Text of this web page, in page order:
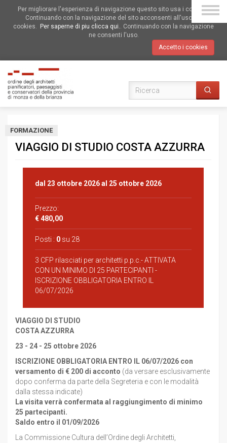
Per migliorare l'esperienza di navigazione questo sito usa i cookies.
Continuando con la navigazione del sito acconsenti all'uso dei
cookies.
Per saperne di piu clicca qui.. Continuando con la navigazione
ne consenti l'uso.
Accetto i cookies
FORMAZIONE
VIAGGIO DI STUDIO COSTA AZZURRA
dal 23 ottobre 2026al 25 ottobre 2026
Prezzo:
€ 480,00
Posti : 0 su 28
3 CFP rilasciati per architetti p.p.c.- ATTIVATA
CON UN MINIMO DI 25 PARTECIPANTI -
ISCRIZIONE OBBLIGATORIA ENTRO IL
06/07/2026
VIAGGIO DI STUDIO
COSTA AZZURRA
23 - 24 - 25 ottobre 2026
ISCRIZIONE OBBLIGATORIA ENTRO IL 06/07/2026 con
versamento di € 200 di acconto (da versare esclusivamente
dopo conferma da parte della Segreteria e con le modalità
dalla stessa indicate)
La visita verrà confermata al raggiungimento di minimo
25 partecipanti.
Saldo entro il 01/09/2026
La Commissione Cultura dell’Ordine degli Architetti,